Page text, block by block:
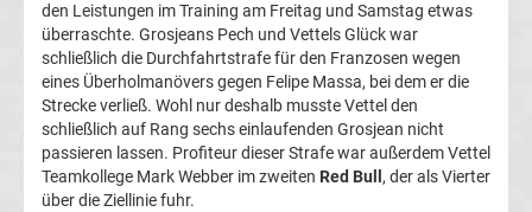
Tabelle
Bundesliga
Ergebnisse
2.
den Leistungen im Training am Freitag und Samstag etwas
überraschte. Grosjeans Pech und Vettels Glück war
schließlich die Durchfahrtstrafe für den Franzosen wegen
eines Überholmanövers gegen Felipe Massa, bei dem er die
Strecke verließ. Wohl nur deshalb musste Vettel den
schließlich auf Rang sechs einlaufenden Grosjean nicht
passieren lassen. Profiteur dieser Strafe war außerdem Vettel
Teamkollege Mark Webber im zweiten Red Bull , der als Vierter
über die Ziellinie fuhr.